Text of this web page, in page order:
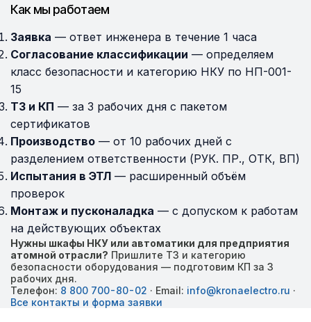
Как мы работаем
Заявка — ответ инженера в течение 1 часа
Согласование классификации — определяем
класс безопасности и категорию НКУ по НП-001-
15
ТЗ и КП — за 3 рабочих дня с пакетом
сертификатов
Производство — от 10 рабочих дней с
разделением ответственности (РУК. ПР., ОТК, ВП)
Испытания в ЭТЛ — расширенный объём
проверок
Монтаж и пусконаладка — с допуском к работам
на действующих объектах
Нужны шкафы НКУ или автоматики для предприятия
атомной отрасли? Пришлите ТЗ и категорию
безопасности оборудования — подготовим КП за 3
рабочих дня.
Телефон: 8 800 700-80-02 · Email: info@kronaelectro.ru ·
Все контакты и форма заявки